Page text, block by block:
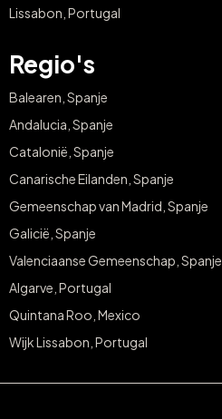
Lissabon, Portugal
Regio's
Balearen, Spanje
Andalucia, Spanje
Catalonië, Spanje
Canarische Eilanden, Spanje
Gemeenschap van Madrid, Spanje
Galicië, Spanje
Valenciaanse Gemeenschap, Spanje
Algarve, Portugal
Quintana Roo, Mexico
Wijk Lissabon, Portugal